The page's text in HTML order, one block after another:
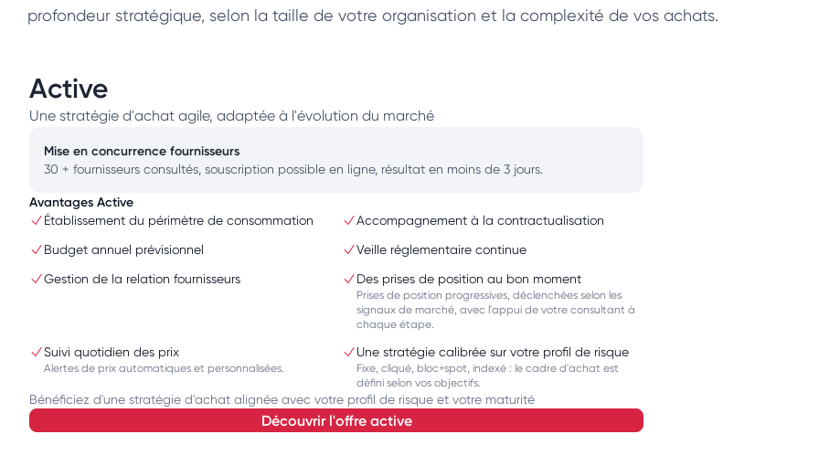
profondeur stratégique, selon la taille de votre organisation et la complexité de vos achats.
Active
Une stratégie d'achat agile, adaptée à l'évolution du marché
Mise en concurrence fournisseurs
30 + fournisseurs consultés, souscription possible en ligne, résultat en moins de 3 jours.
Avantages Active
Établissement du périmètre de consommation
Accompagnement à la contractualisation
Budget annuel prévisionnel
Veille réglementaire continue
Gestion de la relation fournisseurs
Des prises de position au bon moment
Prises de position progressives, déclenchées selon les
signaux de marché, avec l'appui de votre consultant à
chaque étape.
Suivi quotidien des prix
Alertes de prix automatiques et personnalisées.
Une stratégie calibrée sur votre profil de risque
Fixe, cliqué, bloc+spot, indexé : le cadre d'achat est
défini selon vos objectifs.
Bénéficiez d'une stratégie d'achat alignée avec votre profil de risque et votre maturité
découvrir l'offre active